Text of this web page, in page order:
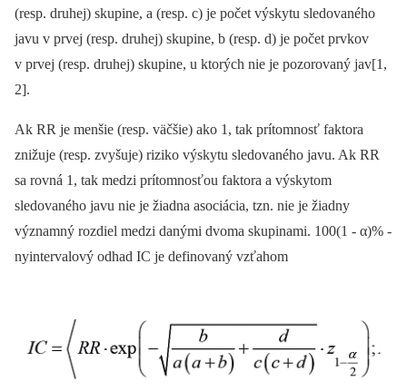
(resp. druhej) skupine, a (resp. c) je počet výskytu sledovaného
javu v prvej (resp. druhej) skupine, b (resp. d) je počet prvkov
v prvej (resp. druhej) skupine, u ktorých nie je pozorovaný jav[1,
2].
Ak RR je menšie (resp. väčšie) ako 1, tak prítomnosť faktora
znižuje (resp. zvyšuje) riziko výskytu sledovaného javu. Ak RR
sa rovná 1, tak medzi prítomnosťou faktora a výskytom
sledovaného javu nie je žiadna asociácia, tzn. nie je žiadny
významný rozdiel medzi danými dvoma skupinami. 100(1 -⁠ α)% -
nyintervalový odhad IC je definovaný vzťahom